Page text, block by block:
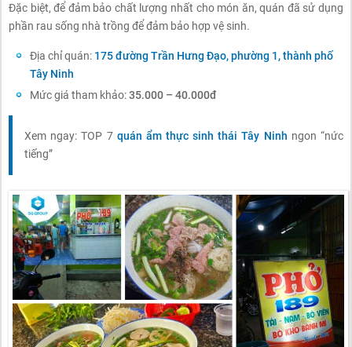
Đặc biệt, để đảm bảo chất lượng nhất cho món ăn, quán đã sử dụng
phần rau sống nhà trồng để đảm bảo hợp vệ sinh.
Địa chỉ quán: 175 đường Trần Hưng Đạo, phường 1, thành phố
Tây Ninh
Mức giá tham khảo:35.000 – 40.000đ
Xem ngay: TOP 7 quán ẩm thực sinh thái Tây Ninh ngon “nức
tiếng”